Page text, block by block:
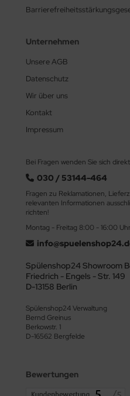
Unternehmen
Unsere AGB
Datenschutz
Wir über uns
Kontakt
Impressum
Bei Fragen wenden Sie sich
030 / 53144-464
Fragen zu Reklamationen,
relevanten Informationen
richten!
Montag - Freitag 8:00 - 16:00
Spülenshop24 Showroom
Friedrich - Engels - Str. 149
D-13158 Berlin
Spülenshop24 Verwaltung
Bernd Greinus
Berkowstr. 1
D-16562 Bergfelde
Bewertungen